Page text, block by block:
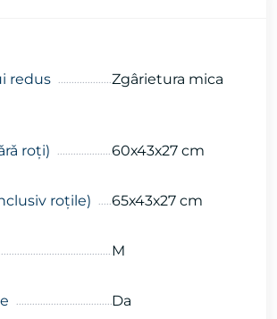
redus Zgârietura mica
roți) 60х43х27 cm
roțile) 65х43х27 cm
M
Da